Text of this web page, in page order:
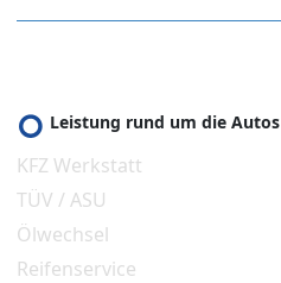
Leistung rund um die Autos
KFZ Werkstatt
TÜV / ASU
Ölwechsel
Reifenservice